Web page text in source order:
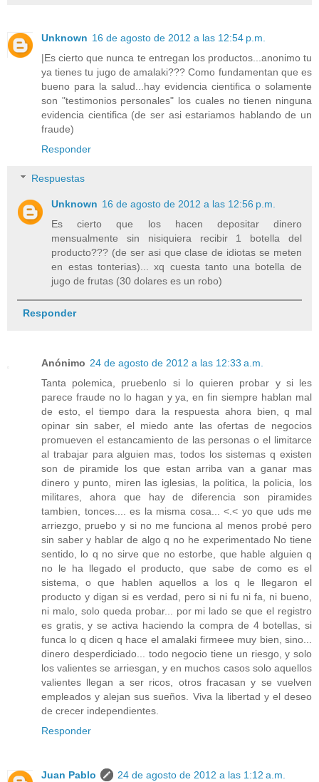
Unknown 16 de agosto de 2012 a las 12:54 p.m.
|Es cierto que nunca te entregan los productos...anonimo tu
ya tienes tu jugo de amalaki??? Como fundamentan que es
bueno para la salud...hay evidencia cientifica o solamente
son "testimonios personales" los cuales no tienen ninguna
evidencia cientifica (de ser asi estariamos hablando de un
fraude)
Responder
Respuestas
Unknown 16 de agosto de 2012 a las 12:56 p.m.
Es cierto que los hacen depositar dinero
mensualmente sin nisiquiera recibir 1 botella del
producto??? (de ser asi que clase de idiotas se meten
en estas tonterias)... xq cuesta tanto una botella de
jugo de frutas (30 dolares es un robo)
Responder
Anónimo 24 de agosto de 2012 a las 12:33 a.m.
Tanta polemica, pruebenlo si lo quieren probar y si les
parece fraude no lo hagan y ya, en fin siempre hablan mal
de esto, el tiempo dara la respuesta ahora bien, q mal
opinar sin saber, el miedo ante las ofertas de negocios
promueven el estancamiento de las personas o el limitarce
al trabajar para alguien mas, todos los sistemas q existen
son de piramide los que estan arriba van a ganar mas
dinero y punto, miren las iglesias, la politica, la policia, los
militares, ahora que hay de diferencia son piramides
tambien, tonces.... es la misma cosa... <.< yo que uds me
arriezgo, pruebo y si no me funciona al menos probé pero
sin saber y hablar de algo q no he experimentado No tiene
sentido, lo q no sirve que no estorbe, que hable alguien q
no le ha llegado el producto, que sabe de como es el
sistema, o que hablen aquellos a los q le llegaron el
producto y digan si es verdad, pero si ni fu ni fa, ni bueno,
ni malo, solo queda probar... por mi lado se que el registro
es gratis, y se activa haciendo la compra de 4 botellas, si
funca lo q dicen q hace el amalaki firmeee muy bien, sino...
dinero desperdiciado... todo negocio tiene un riesgo, y solo
los valientes se arriesgan, y en muchos casos solo aquellos
valientes llegan a ser ricos, otros fracasan y se vuelven
empleados y alejan sus sueños. Viva la libertad y el deseo
de crecer independientes.
Responder
Juan Pablo
24 de agosto de 2012 a las 1:12 a.m.